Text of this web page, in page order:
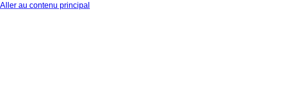
Aller au contenu principal